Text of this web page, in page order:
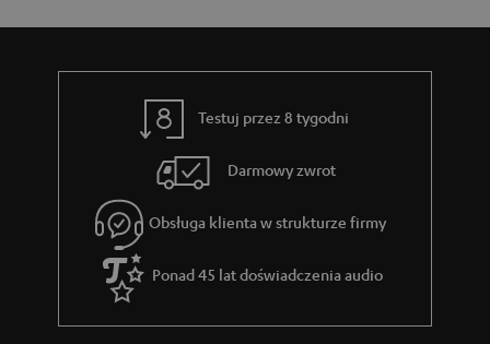
a
y
c
e
g
w
a
r
o
Testuj przez 8 tygodni
Darmowy zwrot
Obsługa klienta w strukturze firmy
Ponad 45 lat doświadczenia audio